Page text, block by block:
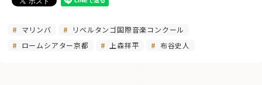
マリンバ
リベルタンゴ国際音楽コンクール
ロームシアター京都
上森祥平 布谷史人